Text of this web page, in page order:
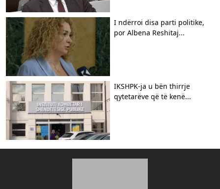
I ndërroi disa parti politike,
por Albena Reshitaj...
IKSHPK-ja u bën thirrje
qytetarëve që të kenë...